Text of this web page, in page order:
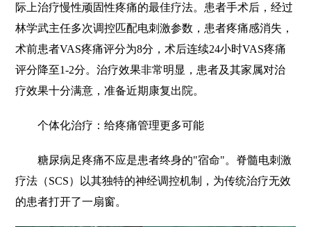
际上治疗慢性顽固性疼痛的最佳疗法。患者手术后，经过
林学武主任多次调控匹配电刺激参数，患者疼痛感消失，
术前患者VAS疼痛评分为8分，术后连续24小时VAS疼痛
评分降至1-2分。治疗效果非常明显，患者及其家属对治
疗效果十分满意，准备近期康复出院。
个体化治疗：给疼痛管理更多可能
糖尿病足疼痛不应是患者终身的"宿命"。脊髓电刺激
疗法（SCS）以其独特的神经调控机制，为传统治疗无效
的患者打开了一扇窗。